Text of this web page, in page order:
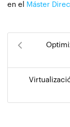
en el
Máster